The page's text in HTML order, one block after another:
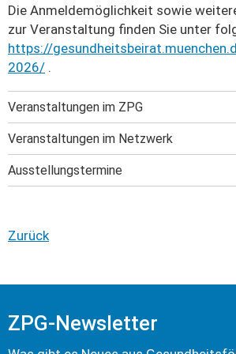
Die Anmeldemöglichkeit sowie
zur Veranstaltung finden Sie unter
https://
2026/ .
Veranstaltungen im ZPG
Veranstaltungen im Netzwerk
Ausstellungstermine
Zurück
ZPG-Newsletter